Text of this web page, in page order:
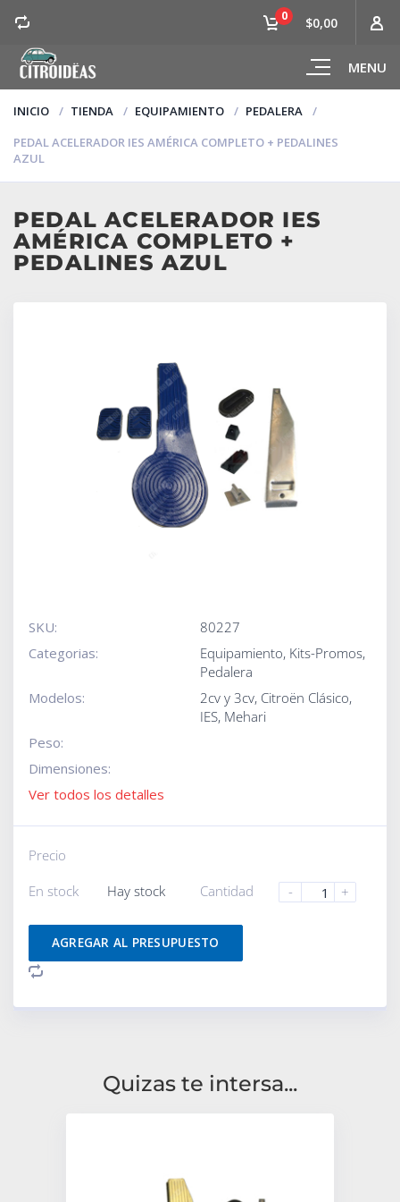
MENU
0 $0,00
INICIO TIENDA EQUIPAMIENTO
PEDALERA
PEDAL ACELERADOR IES AMÉRICA COMPLETO + PEDALINES
AZUL
PEDAL ACELERADOR IES
AMÉRICA COMPLETO +
PEDALINES AZUL
SKU:
80227
Categorias:
Equipamiento, Kits-Promos,
Pedalera
Modelos:
2cv y 3cv, Citroën Clásico,
IES, Mehari
Peso:
Dimensiones:
Ver todos los detalles
Precio
En stock
Hay stock Cantidad - +
AGREGAR AL PRESUPUESTO
Quizas te intersa...